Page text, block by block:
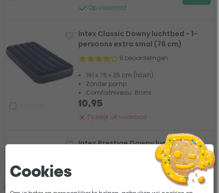
Op voorraad
Intex Classic Downy luchtbed - 1-
persoons extra smal (76 cm)
8 beoordelingen
191 x 76 x 25 cm (lxbxh)
Zonder pomp
Comfortniveau: Brons
Tijdelijk uit voorraad
10,95
Intex Prestige Downy luchtbed - 1-
0 beoordelingen
Cookies